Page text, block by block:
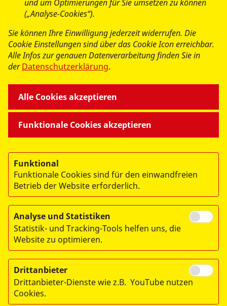
© 2026 Arbeiter-Samariter-Bund Landesverband Bremen e.V.
Impressum
Datenschutz
Hinweisgeberschutzgesetz
Lieferkette
und um Optimierungen für Sie umsetzen zu können
(„Analyse-Cookies“).
Sie können Ihre Einwilligung jederzeit widerrufen. Die
Cookie Einstellungen sind über das Cookie Icon erreichbar.
Alle Infos zur genauen Datenverarbeitung finden Sie in
derDatenschutzerklärung.
Funktionale Cookies akzeptieren
Alle Cookies akzeptieren
Funktional
Funktionale Cookies sind für den einwandfreien
Betrieb der Website erforderlich.
Analyse und Statistiken
Statistik- und Tracking-Tools helfen uns, die
Website zu optimieren.
Drittanbieter
Drittanbieter-Dienste wie z.B. YouTube nutzen
Cookies.